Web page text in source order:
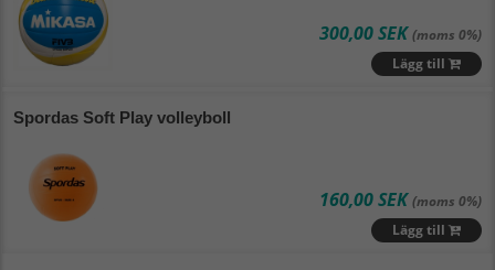
300,00 SEK(moms 0%)
Lägg till
Spordas Soft Play volleyboll
160,00 SEK(moms 0%)
Lägg till